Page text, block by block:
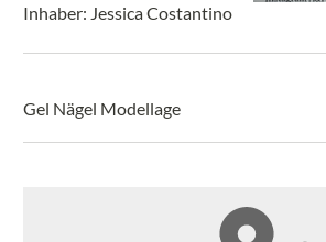
Inhaber: Jessica Costantino
Gel Nägel Modellage